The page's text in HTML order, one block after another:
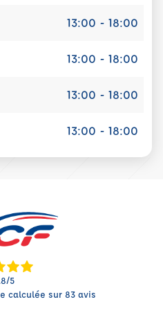
13:00 - 18:00
13:00 - 18:00
13:00 - 18:00
13:00 - 18:00
5
calculée sur 83 avis